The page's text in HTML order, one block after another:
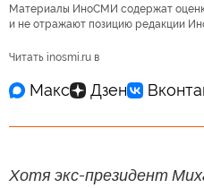
Материалы ИноСМИ содержат
и не отражают позицию редакции
Читать inosmi.ru в
Хотя экс-президент